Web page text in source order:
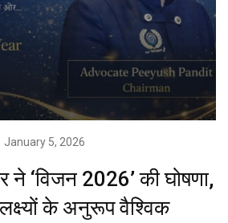
January 5, 2026
ने ‘विजन 2026’ की घोषणा,
के अनुरूप वैश्विक